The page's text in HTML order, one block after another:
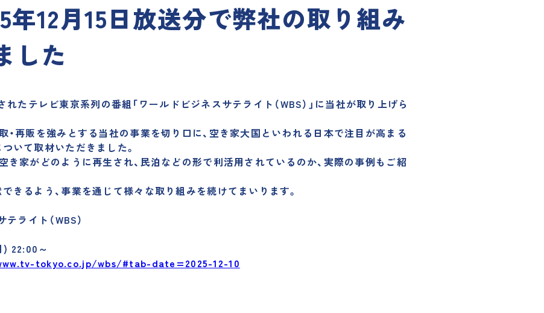
年12月15日放送分で弊社の取り組み
した
れたテレビ東京系列の番組「ワールドビジネスサテライト（WBS）」に当社が取り上げら
・再販を強みとする当社の事業を切り口に、空き家大国といわれる日本で注目が高まる
いて取材いただきました。
き家がどのように再生され、民泊などの形で利活用されているのか、実際の事例もご紹
きるよう、事業を通じて様々な取り組みを続けてまいります。
ライト（WBS）
) 22:00～
tokyo.co.jp/wbs/#tab-date=2025-12-10